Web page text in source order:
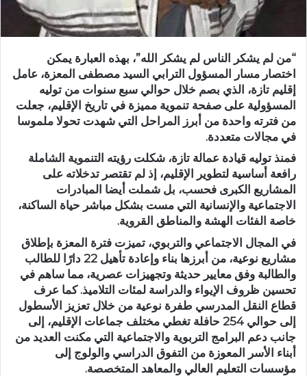
“من لم يشكر الناس لم يشكر الله”، بهذه العبارة يمكن
اختصار مسار المسؤول الترابي السيد مصطفى المعزة، عامل
إقليم تازة، الذي بصم خلال حوالي سبع سنوات من توليه
المسؤولية على صفحة تنموية مميزة في تاريخ الإقليم، جعلت
من فترته واحدة من أبرز المراحل التي شهدت تحولا ملموسا
في مجالات متعددة.
فمنذ توليه قيادة عمالة تازة، شكلت رؤيته التنموية الشاملة
رافعة أساسية لتطوير الإقليم، إذ لم تقتصر تدخلاته على
المشاريع الكبرى فحسب، بل شملت أيضا المبادرات
الاجتماعية والإنسانية التي مست بشكل مباشر حياة الساكنة،
خاصة الفئات الهشة والمناطق القروية.
في المجال الاجتماعي والتربوي، تميزت فترة المعزة بإطلاق
مشاريع نوعية، من أبرزها
بناء وإعادة تأهيل 22 دارًا للطالب
والطالبة وفق معايير حديثة وتجهيزات عصرية، مما ساهم في
تحسين ظروف الإيواء والدراسة لمئات التلاميذ. كما عرف
قطاع النقل المدرسي طفرة نوعية من خلال تعزيز الأسطول
إلى حوالي 254 حافلة
تغطي مختلف جماعات الإقليم، إلى
جانب دعم البرامج التربوية والاجتماعية التي مكنت العديد من
أبناء الأسر المعوزة من التفوق الدراسي والولوج إلى
مؤسسات التعليم العالي والمعاهد المتخصصة.